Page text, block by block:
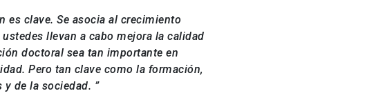
es clave. Se asocia al crecimiento
llevan a cabo mejora la calidad
doctoral sea tan importante en
Pero tan clave como la formación,
de la sociedad. ”